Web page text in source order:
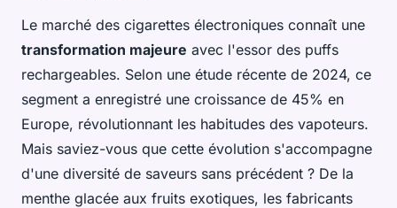
Le marché des cigarettes électroniques connaît une
transformation majeure avec l'essor des puffs
rechargeables. Selon une étude récente de 2024, ce
segment a enregistré une croissance de 45% en
Europe, révolutionnant les habitudes des vapoteurs.
Mais saviez-vous que cette évolution s'accompagne
d'une diversité de saveurs sans précédent ? De la
menthe glacée aux fruits exotiques, les fabricants